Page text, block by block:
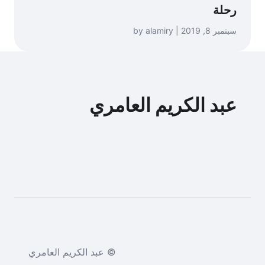
رحلة
سبتمبر 8, 2019 | by alamiry
عبد الكريم العامري
© عبد الكريم العامري